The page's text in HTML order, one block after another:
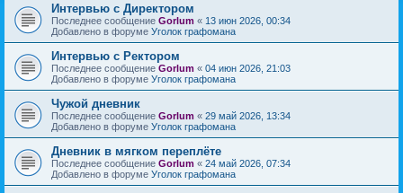
Интервью с Директором
Последнее сообщение Gorlum « 13 июн 2026, 00:34
Добавлено в форуме Уголок графомана
Интервью с Ректором
Последнее сообщение Gorlum « 04 июн 2026, 21:03
Добавлено в форуме Уголок графомана
Чужой дневник
Последнее сообщение Gorlum « 29 май 2026, 13:34
Добавлено в форуме Уголок графомана
Дневник в мягком переплёте
Последнее сообщение Gorlum « 24 май 2026, 07:34
Добавлено в форуме Уголок графомана